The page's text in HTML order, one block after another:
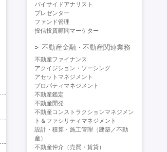
バイサイドアナリスト
プレゼンター
ファンド管理
投信投資顧問マーケター
不動産金融・不動産関連業務
不動産ファイナンス
アクイジション・ソーシング
アセットマネジメント
プロパティマネジメント
不動産鑑定
不動産開発
不動産コンストラクションマネジメン
ト＆ファシリティマネジメント
設計・積算・施工管理（建築／不動
産）
不動産仲介（売買・賃貸）